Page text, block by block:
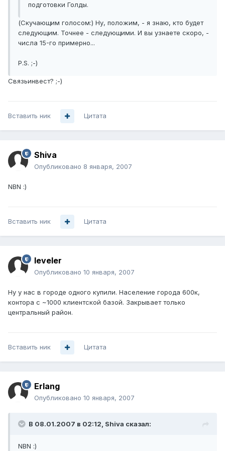
подготовки Голды.
(Скучающим голосом:) Ну, положим, - я знаю, кто будет
следующим. Точнее - следующими. И вы узнаете скоро, -
числа 15-го примерно...
P.S. ;-)
Связьинвест? ;-)
Вставить ник Цитата
Shiva
Опубликовано 8 января, 2007
NBN :)
Вставить ник Цитата
leveler
Опубликовано 10 января, 2007
Ну у нас в городе одного купили. Население города 600к,
контора с ~1000 клиентской базой. Закрывает только
центральный район.
Вставить ник Цитата
Erlang
Опубликовано 10 января, 2007
В 08.01.2007 в 02:12, Shiva сказал:
NBN :)